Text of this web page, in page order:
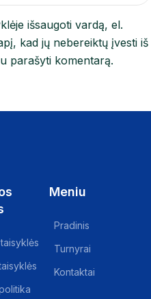
išsaugoti vardą, el.
kad jų nebereiktų įvesti iš
parašyti komentarą.
Meniu
Pradinis
Turnyrai
Kontaktai